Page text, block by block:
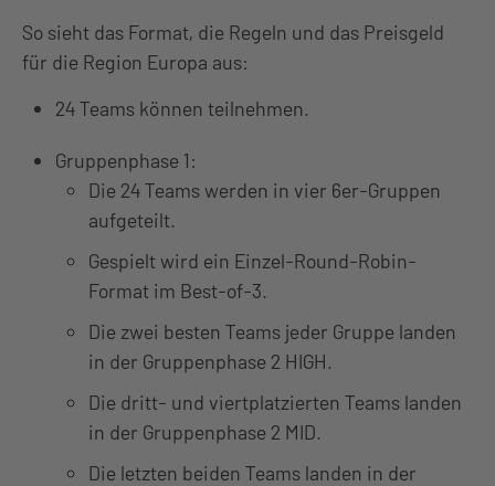
So sieht das Format, die Regeln und das Preisgeld
für die Region Europa aus:
24 Teams können teilnehmen.
Gruppenphase 1:
Die 24 Teams werden in vier 6er-Gruppen
aufgeteilt.
Gespielt wird ein Einzel-Round-Robin-
Format im Best-of-3.
Die zwei besten Teams jeder Gruppe landen
in der Gruppenphase 2 HIGH.
Die dritt- und viertplatzierten Teams landen
in der Gruppenphase 2 MID.
Die letzten beiden Teams landen in der